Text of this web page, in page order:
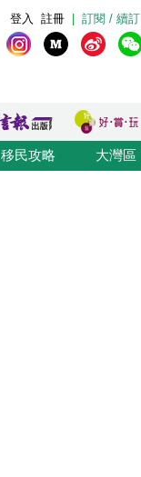
訂閱 / 續訂
註冊
登入
移民攻略 大灣區